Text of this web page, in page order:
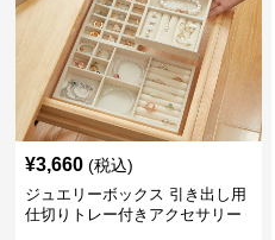
¥3,660 (税込)
ジュエリーボックス 引き出し用
仕切りトレー付きアクセサリー